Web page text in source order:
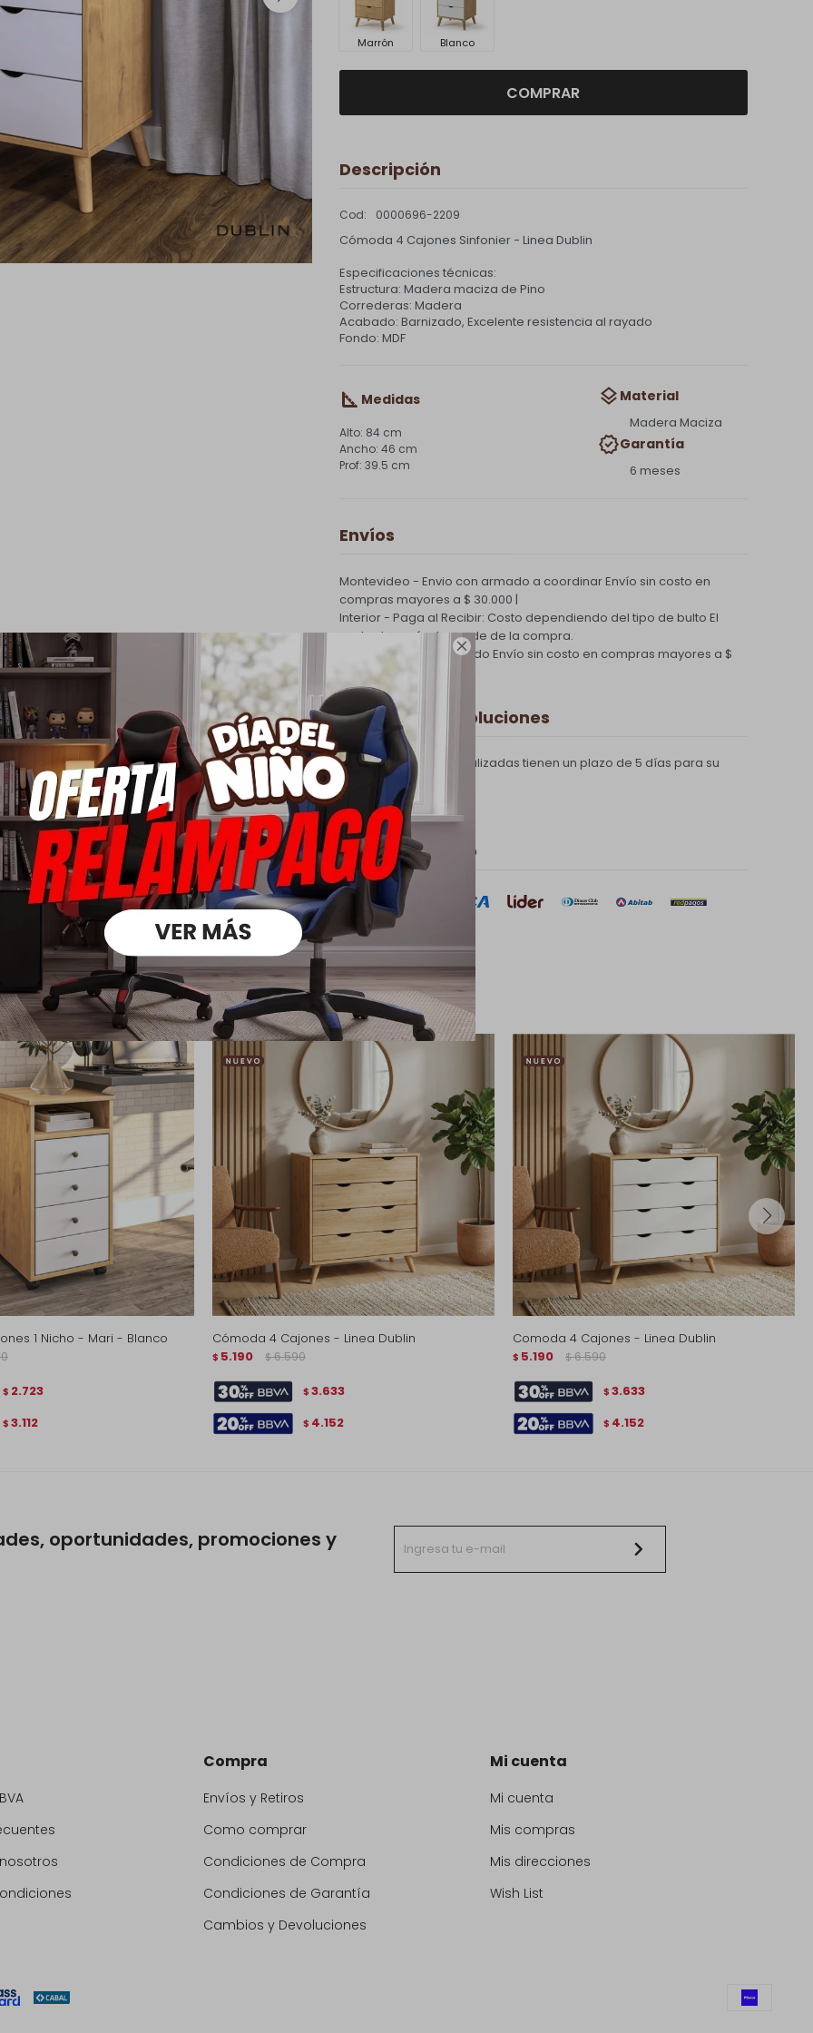

Marrón Blanco
COMPRAR
Descripción
0000696-2209
Cómoda 4 Cajones Sinfonier - Linea Dublin
Especificaciones técnicas:
Estructura: Madera maciza de Pino
Correderas: Madera
Acabado: Barnizado, Excelente resistencia al rayado
Fondo: MDF
Medidas
84 cm
46 cm
39.5 cm
Material
Madera Maciza
Garantía
6 meses
Envíos
Montevideo - Envio con armado a coordinarEnvío sin costo en
compras mayores a $ 30.000 |
Interior - Paga al Recibir: Costo dependiendo del tipo de bulto El
costo de envío depende de la compra.
PQuick Envío Coordinado Envío sin costo en compras mayores a $
30.000 |
Cambios y Devoluciones
Todas las compras realizadas tienen un plazo de 5 días para su
cambio.
Ver mas
Medios de pago
que te pueden interesar
1 Nicho - Mari - Blanco
$ 2.723
$ 3.112
Cómoda 4 Cajones - Linea Dublin
$ 5.190 $ 6.590
$ 3.633
$ 4.152
Comoda 4 Cajones - Linea Dublin
$ 5.190 $ 6.590
$ 3.633
$ 4.152
oportunidades, promociones y
Compra
Envíos y Retiros
Como comprar
Condiciones de Compra
Condiciones de Garantía
Cambios y Devoluciones
Mi cuenta
Mi cuenta
Mis compras
Mis direcciones
Wish List